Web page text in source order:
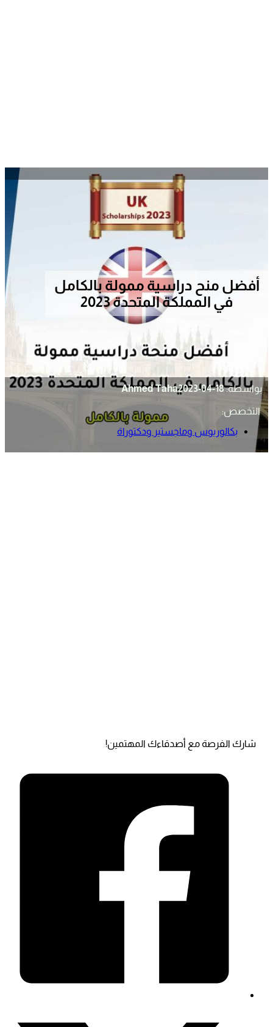
أفضل منح دراسية ممولة بالكامل
في المملكة المتحدة 2023
بواسطة: Ahmed Taha2023-04-18
التخصص:
بكالوريوس وماجستير ودكتوراة
شارك الفرصة مع أصدقاءك المهتمين!